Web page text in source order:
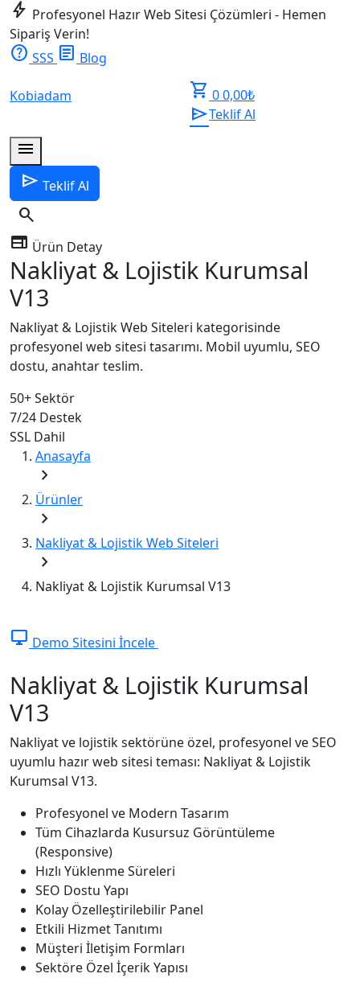
bolt Profesyonel Hazır Web Sitesi Çözümleri - Hemen
Sipariş Verin!
help SSS article Blog
Kobiadam shopping_cart 00,00₺
sendTeklif Al
menu
send Teklif Al
search
web Ürün Detay
Nakliyat & Lojistik Kurumsal
V13
Nakliyat & Lojistik Web Siteleri kategorisinde
profesyonel web sitesi tasarımı. Mobil uyumlu, SEO
dostu, anahtar teslim.
50+Sektör
7/24 Destek
SSL Dahil
Anasayfa
chevron_right
Ürünler
chevron_right
Nakliyat & Lojistik Web Siteleri
chevron_right
Nakliyat & Lojistik Kurumsal V13
desktop_windows Demo Sitesini İncele
Nakliyat & Lojistik Kurumsal
V13
Nakliyat ve lojistik sektörüne özel, profesyonel ve SEO
uyumlu hazır web sitesi teması: Nakliyat & Lojistik
Kurumsal V13.
Profesyonel ve Modern Tasarım
Tüm Cihazlarda Kusursuz Görüntüleme
(Responsive)
Hızlı Yüklenme Süreleri
SEO Dostu Yapı
Kolay Özelleştirilebilir Panel
Etkili Hizmet Tanıtımı
Müşteri İletişim Formları
Sektöre Özel İçerik Yapısı